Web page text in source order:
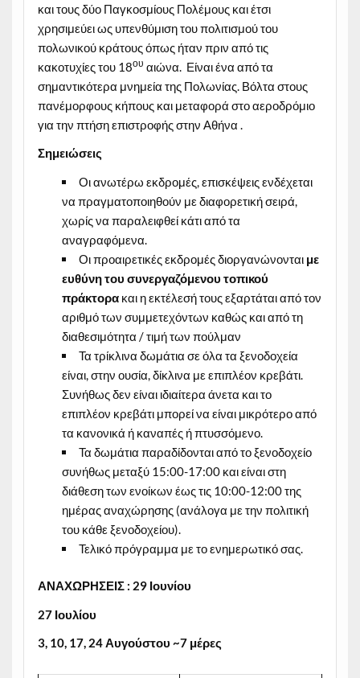
και τους δύο Παγκοσμίους Πολέμους και έτσι
χρησιμεύει ως υπενθύμιση του πολιτισμού του
πολωνικού κράτους όπως ήταν πριν από τις
κακοτυχίες του 18ου αιώνα. Είναι ένα από τα
σημαντικότερα μνημεία της Πολωνίας. Βόλτα στους
πανέμορφους κήπους και μεταφορά στο αεροδρόμιο
για την πτήση επιστροφής στην Αθήνα .
Σημειώσεις
Οι ανωτέρω εκδρομές, επισκέψεις ενδέχεται
να πραγματοποιηθούν με διαφορετική σειρά,
χωρίς να παραλειφθεί κάτι από τα
αναγραφόμενα.
Οι προαιρετικές εκδρομές διοργανώνονται με
ευθύνη του συνεργαζόμενου τοπικού
πράκτορακαι η εκτέλεσή τους εξαρτάται από τον
αριθμό των συμμετεχόντων καθώς και από τη
διαθεσιμότητα / τιμή των πούλμαν
Τα τρίκλινα δωμάτια σε όλα τα ξενοδοχεία
είναι, στην ουσία, δίκλινα με επιπλέον κρεβάτι.
Συνήθως δεν είναι ιδιαίτερα άνετα και το
επιπλέον κρεβάτι μπορεί να είναι μικρότερο από
τα κανονικά ή καναπές ή πτυσσόμενο.
Τα δωμάτια παραδίδονται από το ξενοδοχείο
συνήθως μεταξύ 15:00-17:00 και είναι στη
διάθεση των ενοίκων έως τις 10:00-12:00 της
ημέρας αναχώρησης (ανάλογα με την πολιτική
του κάθε ξενοδοχείου).
Τελικό πρόγραμμα με το ενημερωτικό σας.
ΑΝΑΧΩΡΗΣΕΙΣ : 29 Ιουνίου
27 Ιουλίου
3, 10, 17, 24 Αυγούστου ~7 μέρες